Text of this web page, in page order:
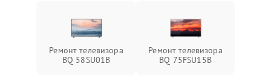
Ремонт телевизора
BQ 58SU01B
Ремонт телевизора
BQ 75FSU15B